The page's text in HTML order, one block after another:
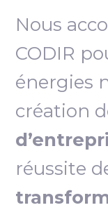
Nous
CODIR
énergies
création
réussite